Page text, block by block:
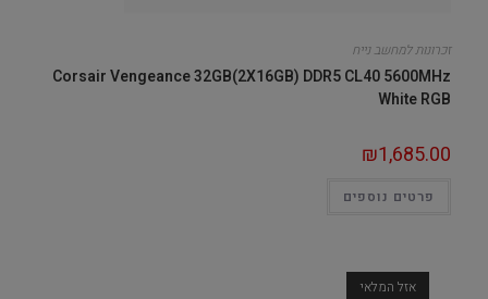
זכרונות למחשב נייח
Corsair Vengeance 32GB(2X16GB) DDR5 CL40 5600MHz
White RGB
₪1,685.00
פרטים נוספים
אזל המלאי